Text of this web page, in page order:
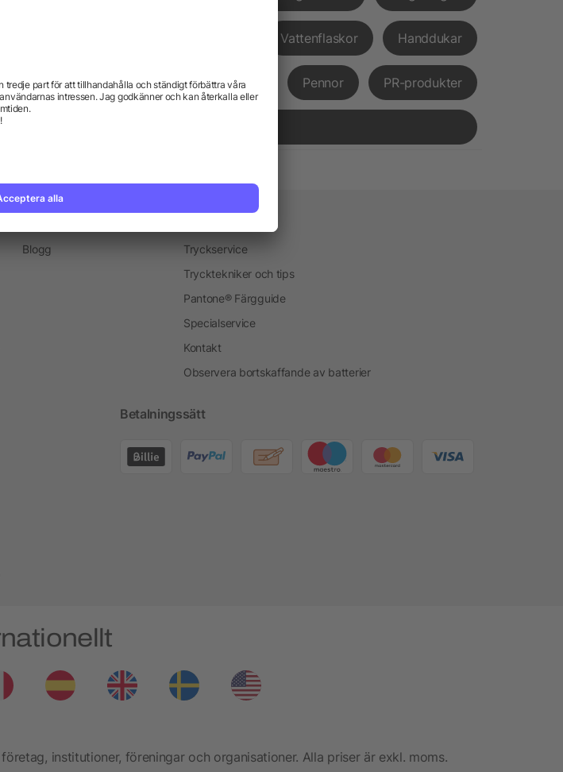
Vattenflaskor Handdukar
objekt Merchandise-Säljfrämjande Pennor PR-produkter
för medarbetare
Blogg
Service
Tryckservice
Trycktekniker och tips
Pantone® Färgguide
Specialservice
Kontakt
Observera bortskaffande av batterier
Betalningssätt
institutioner, föreningar och organisationer. Alla priser är exkl. moms.